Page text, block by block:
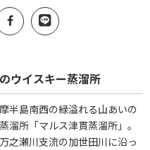
ウイスキー蒸溜所
半島南西の緑溢れる山あいの
溜所「マルス津貫蒸溜所」。
之瀬川支流の加世田川に沿っ